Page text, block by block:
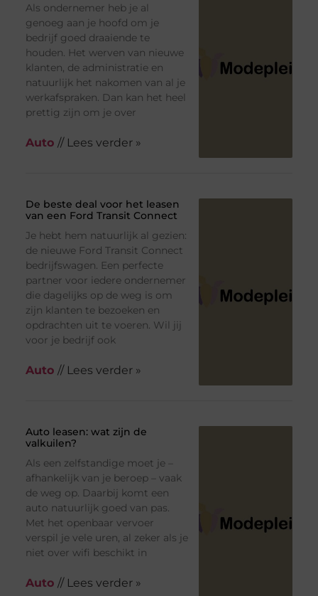
Als ondernemer heb je al
genoeg aan je hoofd om je
bedrijf goed draaiende te
houden. Het werven van nieuwe
klanten, de administratie en
natuurlijk het nakomen van al je
werkafspraken. Dan kan het heel
prettig zijn om je over
Auto // Lees verder »
De beste deal voor het leasen
van een Ford Transit Connect
Je hebt hem natuurlijk al gezien:
de nieuwe Ford Transit Connect
bedrijfswagen. Een perfecte
partner voor iedere ondernemer
die dagelijks op de weg is om
zijn klanten te bezoeken en
opdrachten uit te voeren. Wil jij
voor je bedrijf ook
Auto // Lees verder »
Auto leasen: wat zijn de
valkuilen?
Als een zelfstandige moet je –
afhankelijk van je beroep – vaak
de weg op. Daarbij komt een
auto natuurlijk goed van pas.
Met het openbaar vervoer
verspil je vele uren, al zeker als je
niet over wifi beschikt in
Auto // Lees verder »